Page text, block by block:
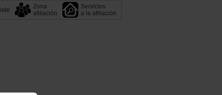
Zona
afiliación
Servicios
a la afiliación